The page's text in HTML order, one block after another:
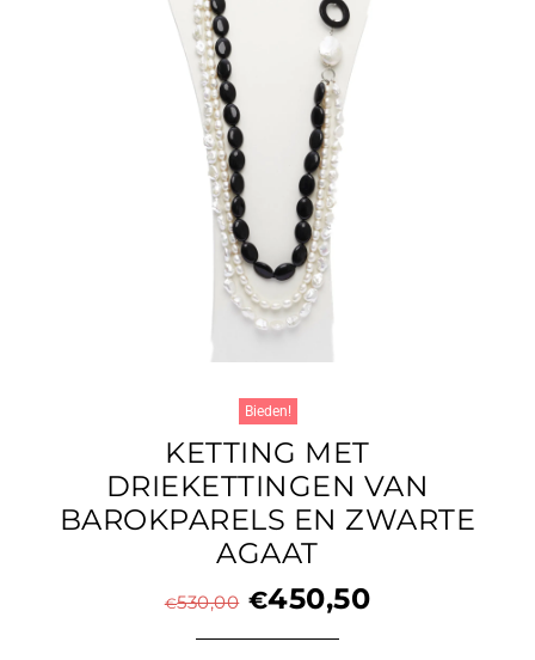
Bieden!
KETTING MET
DRIEKETTINGEN VAN
BAROKPARELS EN ZWARTE
AGAAT
€530,00 €450,50